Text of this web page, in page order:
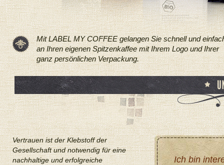
Mit LABEL MY COFFEE gelangen Sie schnell und
an Ihren eigenen Spitzenkaffee mit Ihrem Logo und Ihrer
ganz persönlichen Verpackung.
Vertrauen ist der Klebstoff der
Gesellschaft und notwendig für eine
nachhaltige und erfolgreiche
Ich bin